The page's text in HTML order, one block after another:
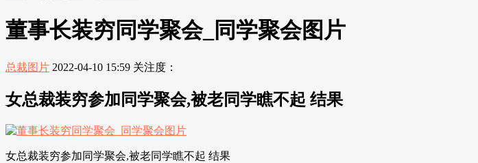
董事长装穷同学聚会_同学聚会图片
总裁图片 2022-04-10 15:59 关注度：
女总裁装穷参加同学聚会,被老同学瞧不起 结果
女总裁装穷参加同学聚会,被老同学瞧不起 结果